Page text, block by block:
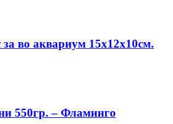
во аквариум 15х12х10см.
550гр. – Фламинго